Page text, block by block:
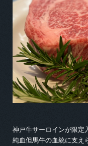
神戸牛サーロインが限定
純血但馬牛の血統に支え